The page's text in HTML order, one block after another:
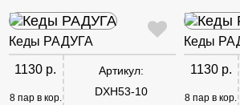
Кеды РАДУГА
1130 р.
8 пар в кор.
Артикул:
DXH53-10
Кеды
1130 р.
8 пар в кор.